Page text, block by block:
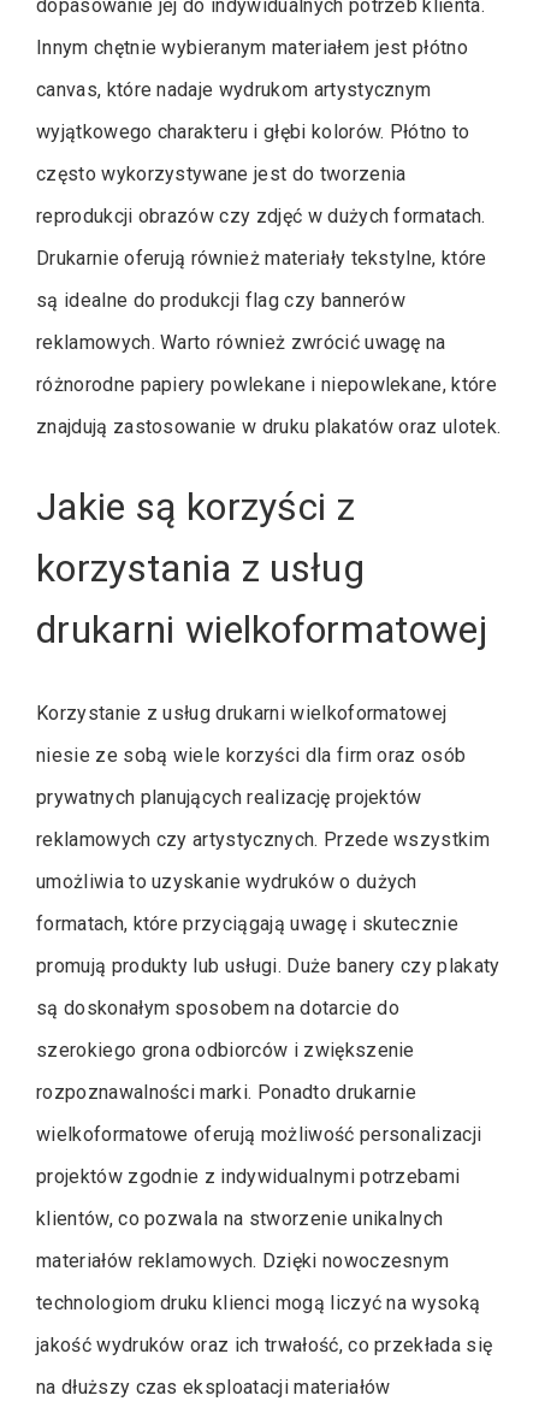
dopasowanie jej do indywidualnych potrzeb klienta.
Innym chętnie wybieranym materiałem jest płótno
canvas, które nadaje wydrukom artystycznym
wyjątkowego charakteru i głębi kolorów. Płótno to
często wykorzystywane jest do tworzenia
reprodukcji obrazów czy zdjęć w dużych formatach.
Drukarnie oferują również materiały tekstylne, które
są idealne do produkcji flag czy bannerów
reklamowych. Warto również zwrócić uwagę na
różnorodne papiery powlekane i niepowlekane, które
znajdują zastosowanie w druku plakatów oraz ulotek.
Jakie są korzyści z
korzystania z usług
drukarni wielkoformatowej
Korzystanie z usług drukarni wielkoformatowej
niesie ze sobą wiele korzyści dla firm oraz osób
prywatnych planujących realizację projektów
reklamowych czy artystycznych. Przede wszystkim
umożliwia to uzyskanie wydruków o dużych
formatach, które przyciągają uwagę i skutecznie
promują produkty lub usługi. Duże banery czy plakaty
są doskonałym sposobem na dotarcie do
szerokiego grona odbiorców i zwiększenie
rozpoznawalności marki. Ponadto drukarnie
wielkoformatowe oferują możliwość personalizacji
projektów zgodnie z indywidualnymi potrzebami
klientów, co pozwala na stworzenie unikalnych
materiałów reklamowych. Dzięki nowoczesnym
technologiom druku klienci mogą liczyć na wysoką
jakość wydruków oraz ich trwałość, co przekłada się
na dłuższy czas eksploatacji materiałów